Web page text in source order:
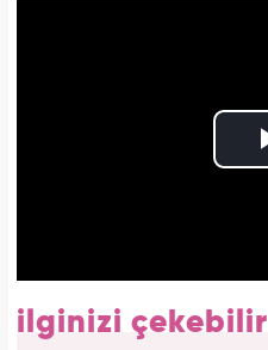
ilginizi çekebilir